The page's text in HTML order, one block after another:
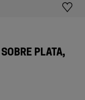
PLATA,